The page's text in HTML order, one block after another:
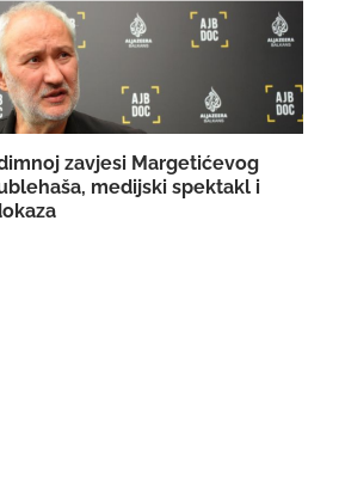
zavjesi Margetićevog
medijski spektakl i